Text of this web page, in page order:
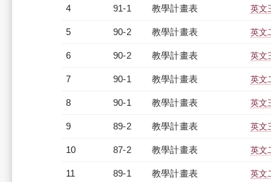
4 91-1 教學計畫表 英文
5 90-2 教學計畫表 英文
6 90-2 教學計畫表 英文
7 90-1 教學計畫表 英文
8 90-1 教學計畫表 英文
9 89-2 教學計畫表 英文
10 87-2 教學計畫表 英文
11 89-1 教學計畫表 英文